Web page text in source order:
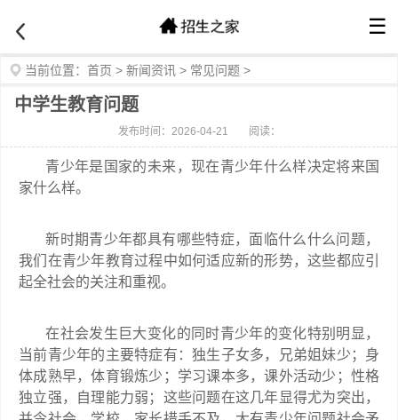
☰
当前位置： 首页 > 新闻资讯 > 常见问题 >
中学生教育问题
发布时间：2026-04-21 阅读：
青少年是国家的未来，现在青少年什么样决定将来国
家什么样。
新时期青少年都具有哪些特症，面临什么什么问题，
我们在青少年教育过程中如何适应新的形势，这些都应引
起全社会的关注和重视。
在社会发生巨大变化的同时青少年的变化特别明显，
当前青少年的主要特症有：独生子女多，兄弟姐妹少；身
体成熟早，体育锻炼少；学习课本多，课外活动少；性格
独立强，自理能力弱；这些问题在这几年显得尤为突出，